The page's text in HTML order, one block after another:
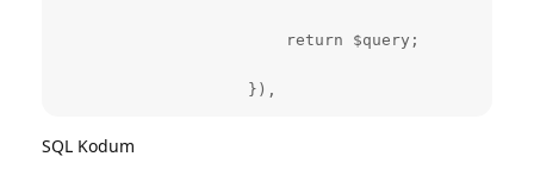
                        return $query;
                    }),
SQL Kodum